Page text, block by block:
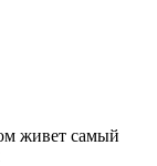
живет самый